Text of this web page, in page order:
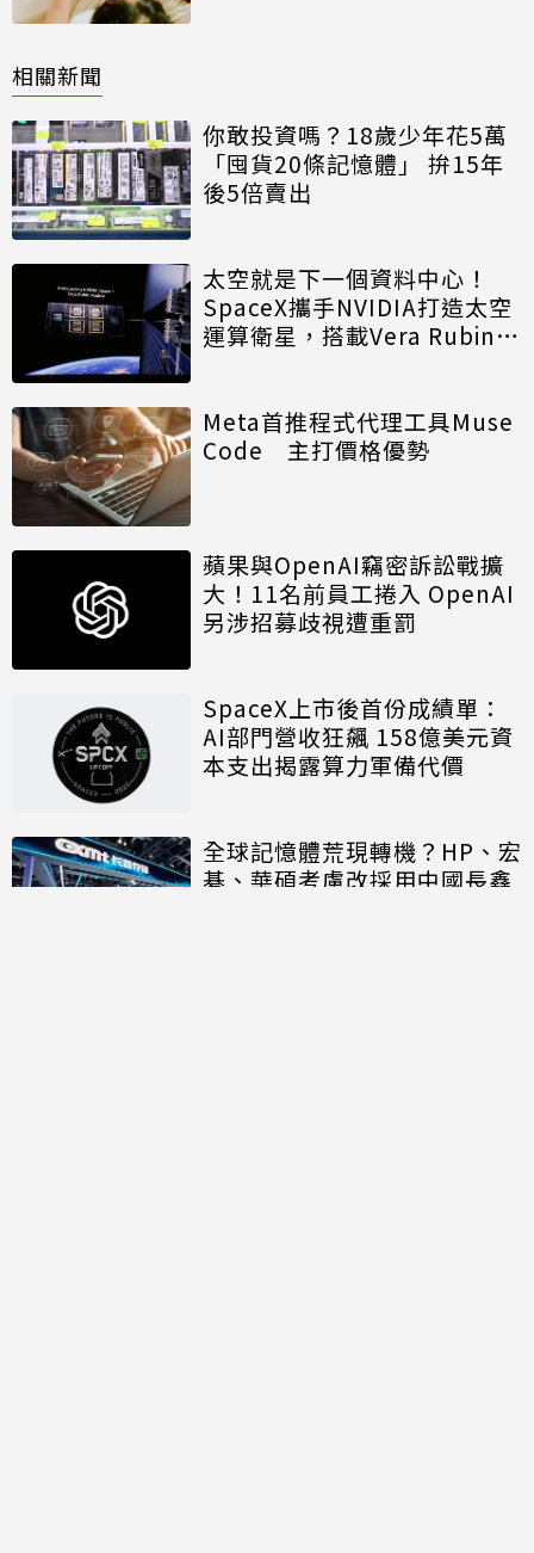
相關新聞
你敢投資嗎？18歲少年花5萬
「囤貨20條記憶體」 拚15年
後5倍賣出
太空就是下一個資料中心！
SpaceX攜手NVIDIA打造太空
運算衛星，搭載Vera Rubin運
Meta首推程式代理工具Muse
Code 主打價格優勢
蘋果與OpenAI竊密訴訟戰擴
大！11名前員工捲入 OpenAI
另涉招募歧視遭重罰
SpaceX上市後首份成績單：
AI部門營收狂飆 158億美元資
本支出揭露算力軍備代價
全球記憶體荒現轉機？HP、宏
碁、華碩考慮改採用中國長鑫